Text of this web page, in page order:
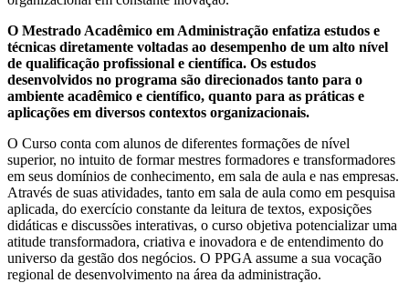
O Mestrado Acadêmico em Administração enfatiza estudos e
técnicas diretamente voltadas ao desempenho de um alto nível
de qualificação profissional e científica. Os estudos
desenvolvidos no programa são direcionados tanto para o
ambiente acadêmico e científico, quanto para as práticas e
aplicações em diversos contextos organizacionais.
O Curso conta com alunos de diferentes formações de nível
superior, no intuito de formar mestres formadores e transformadores
em seus domínios de conhecimento, em sala de aula e nas empresas.
Através de suas atividades, tanto em sala de aula como em pesquisa
aplicada, do exercício constante da leitura de textos, exposições
didáticas e discussões interativas, o curso objetiva potencializar uma
atitude transformadora, criativa e inovadora e de entendimento do
universo da gestão dos negócios. O PPGA assume a sua vocação
regional de desenvolvimento na área da administração.